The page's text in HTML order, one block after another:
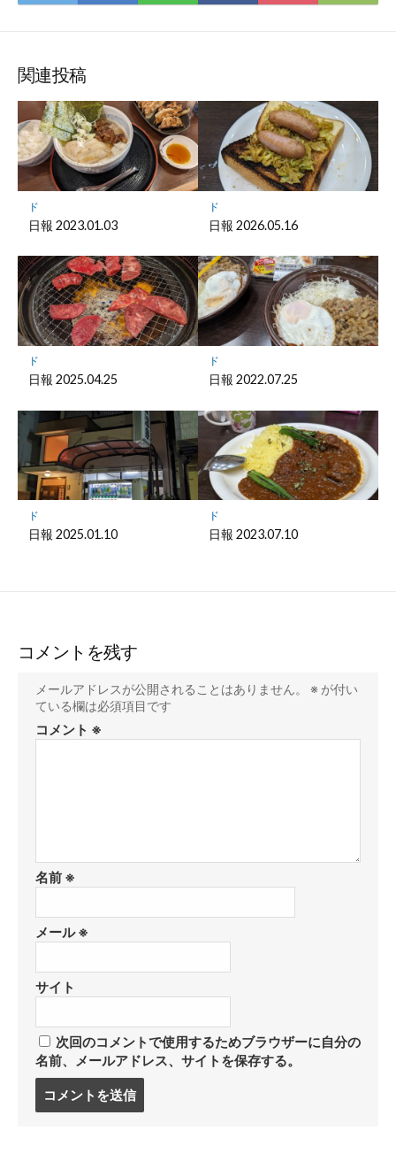
で
ア
て
ク
マ
ー
ク
に
保
で
で
に
で
関連投稿
ド
日報 2023.01.03
ド
日報 2026.05.16
ド
日報 2025.04.25
ド
日報 2022.07.25
ド
日報 2025.01.10
ド
日報 2023.07.10
コメントを残す
メールアドレスが公開されることはありません。 ※ が付い
ている欄は必須項目です
コメント ※
名前 ※
メール※
サイト
次回のコメントで使用するためブラウザーに自分の
名前、メールアドレス、サイトを保存する。